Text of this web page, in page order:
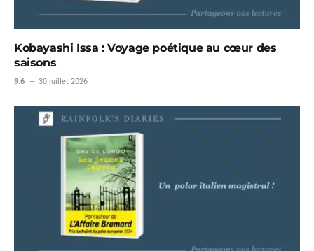
Kobayashi Issa : Voyage poétique au cœur des
saisons
9.6 30 juillet 2026